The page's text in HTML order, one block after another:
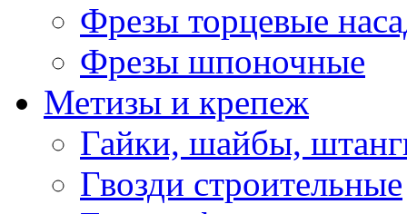
Фрезы торцевые
Фрезы шпоночные
Метизы и крепеж
Гайки, шайбы,
Гвозди строительные